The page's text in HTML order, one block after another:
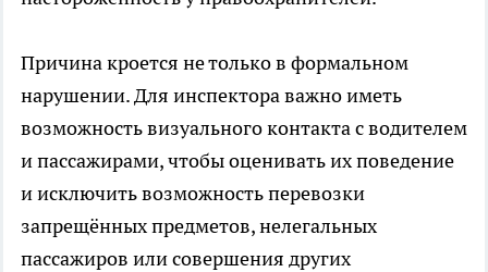
Причина кроется не только в формальном
нарушении. Для инспектора важно иметь
возможность визуального контакта с водителем
и пассажирами, чтобы оценивать их поведение
и исключить возможность перевозки
запрещённых предметов, нелегальных
пассажиров или совершения других